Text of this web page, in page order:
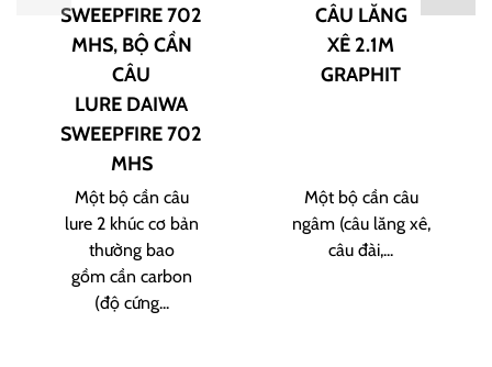
SWEEPFIRE 702
MHS, BỘ CẦN
CÂU
LURE DAIWA
SWEEPFIRE 702
MHS
Một bộ cần câu
lure 2 khúc cơ bản
thường bao
gồm cần carbon
(độ cứng...
CÂU LĂNG
XÊ 2.1M
GRAPHIT
Một bộ cần câu
ngâm (câu lăng xê,
câu đài,...